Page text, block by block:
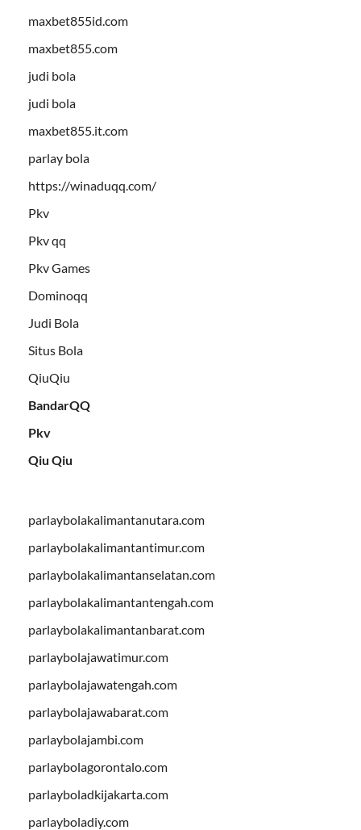
maxbet855id.com
maxbet855.com
judi bola
judi bola
maxbet855.it.com
parlay bola
https://winaduqq.com/
Pkv
Pkv qq
Pkv Games
Dominoqq
Judi Bola
Situs Bola
QiuQiu
BandarQQ
Pkv
Qiu Qiu
parlaybolakalimantanutara.com
parlaybolakalimantantimur.com
parlaybolakalimantanselatan.com
parlaybolakalimantantengah.com
parlaybolakalimantanbarat.com
parlaybolajawatimur.com
parlaybolajawatengah.com
parlaybolajawabarat.com
parlaybolajambi.com
parlaybolagorontalo.com
parlayboladkijakarta.com
parlayboladiy.com